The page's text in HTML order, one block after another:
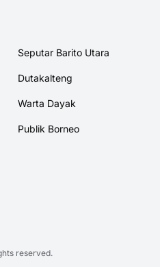
Seputar Barito Utara
Dutakalteng
Warta Dayak
Publik Borneo
reserved.